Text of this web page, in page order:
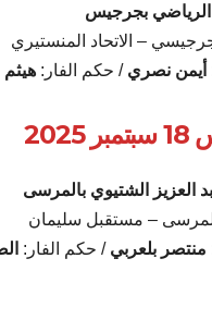
الرياضي بجرجيس
– الاتحاد المنستيري
أيمن نصري / حكم الفار:
2025
العزيز الشتيوي بالمرسى
– مستقبل سليمان
منتصر بلعربي / حكم الفار: